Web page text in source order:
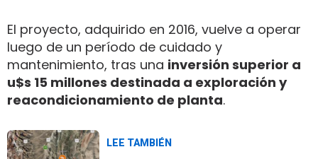
El proyecto, adquirido en 2016, vuelve a operar
luego de un período de cuidado y
mantenimiento, tras una inversión superior a
u$s 15 millones destinada a exploración y
reacondicionamiento de planta.
LEE TAMBIÉN